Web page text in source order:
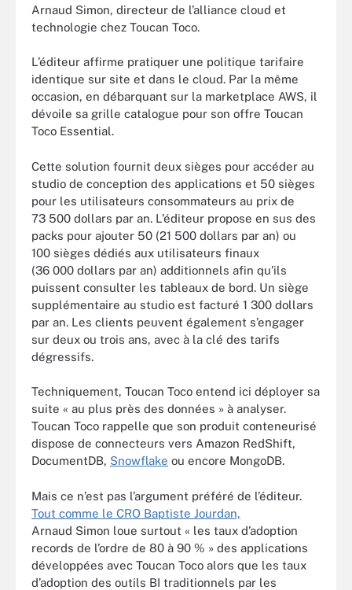
Arnaud Simon, directeur de l’alliance cloud et
technologie chez Toucan Toco.
L’éditeur affirme pratiquer une politique tarifaire
identique sur site et dans le cloud. Par la même
occasion, en débarquant sur la marketplace AWS, il
dévoile sa grille catalogue pour son offre Toucan
Toco Essential.
Cette solution fournit deux sièges pour accéder au
studio de conception des applications et 50 sièges
pour les utilisateurs consommateurs au prix de
73 500 dollars par an. L’éditeur propose en sus des
packs pour ajouter 50 (21 500 dollars par an) ou
100 sièges dédiés aux utilisateurs finaux
(36 000 dollars par an) additionnels afin qu’ils
puissent consulter les tableaux de bord. Un siège
supplémentaire au studio est facturé 1 300 dollars
par an. Les clients peuvent également s’engager
sur deux ou trois ans, avec à la clé des tarifs
dégressifs.
Techniquement, Toucan Toco entend ici déployer sa
suite « au plus près des données » à analyser.
Toucan Toco rappelle que son produit conteneurisé
dispose de connecteurs vers Amazon RedShift,
DocumentDB, Snowflake ou encore MongoDB.
Mais ce n’est pas l’argument préféré de l’éditeur.
Tout comme le CRO Baptiste Jourdan,
Arnaud Simon loue surtout « les taux d’adoption
records de l’ordre de 80 à 90 % » des applications
développées avec Toucan Toco alors que les taux
d’adoption des outils BI traditionnels par les